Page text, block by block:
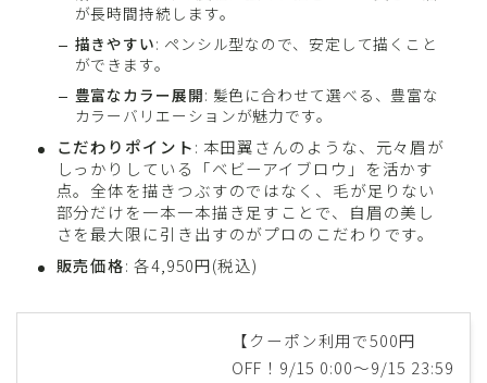
が長時間持続します。
描きやすい: ペンシル型なので、安定して描くこと
ができます。
豊富なカラー展開: 髪色に合わせて選べる、豊富な
カラーバリエーションが魅力です。
こだわりポイント: 本田翼さんのような、元々眉が
しっかりしている「ベビーアイブロウ」を活かす
点。全体を描きつぶすのではなく、毛が足りない
部分だけを一本一本描き足すことで、自眉の美し
さを最大限に引き出すのがプロのこだわりです。
販売価格: 各4,950円(税込)
【クーポン利用で500円
OFF！9/15 0:00〜9/15 23:59